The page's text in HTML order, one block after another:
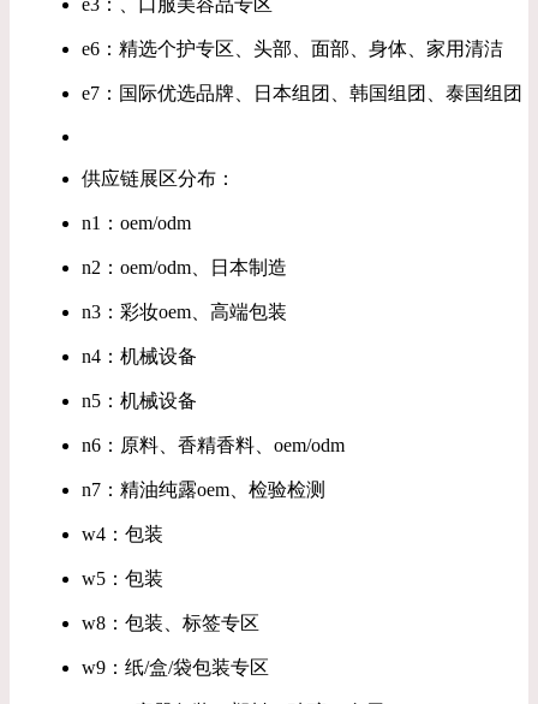
e3：、口服美容品专区
e6：精选个护专区、头部、面部、身体、家用清洁
e7：国际优选品牌、日本组团、韩国组团、泰国组团
供应链展区分布：
n1：oem/odm
n2：oem/odm、日本制造
n3：彩妆oem、高端包装
n4：机械设备
n5：机械设备
n6：原料、香精香料、oem/odm
n7：精油纯露oem、检验检测
w4：包装
w5：包装
w8：包装、标签专区
w9：纸/盒/袋包装专区